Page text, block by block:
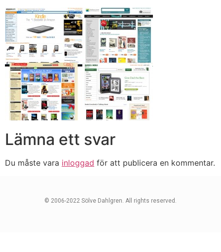
Lämna ett svar
Du måste vara inloggad för att publicera en kommentar.
© 2006-2022 Sölve Dahlgren. All rights reserved.